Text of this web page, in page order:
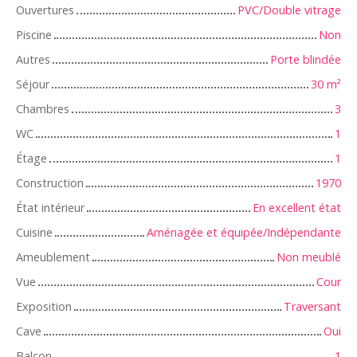
Ouvertures
PVC/Double vitrage
Piscine
Non
Autres
Porte blindée
Séjour
30 m²
Chambres
3
WC
1
Étage
1
Construction
1970
État intérieur
En excellent état
Cuisine
Aménagée et équipée/Indépendante
Ameublement
Non meublé
Vue
Cour
Exposition
Traversant
Cave
Oui